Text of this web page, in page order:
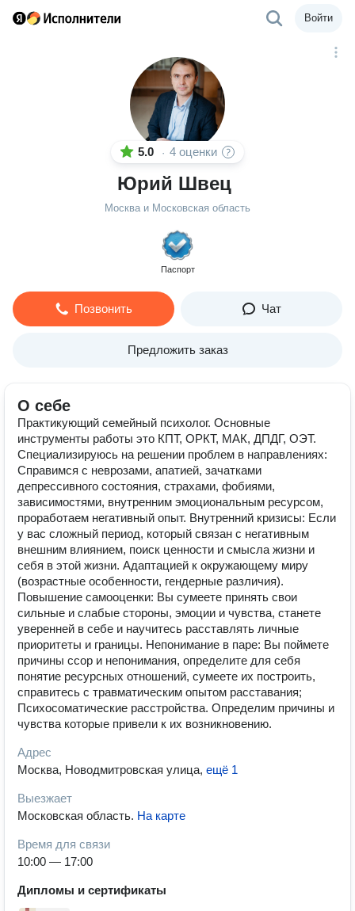
Войти
5.0 · 4 оценки
Юрий Швец
Москва и Московская область
Паспорт
Позвонить Чат
Предложить заказ
О себе
Практикующий семейный психолог. Основные
инструменты работы это КПТ, ОРКТ, МАК, ДПДГ, ОЭТ.
Специализируюсь на решении проблем в направлениях:
Справимся с неврозами, апатией, зачатками
депрессивного состояния, страхами, фобиями,
зависимостями, внутренним эмоциональным ресурсом,
проработаем негативный опыт. Внутренний кризисы: Если
у вас сложный период, который связан с негативным
внешним влиянием, поиск ценности и смысла жизни и
себя в этой жизни. Адаптацией к окружающему миру
(возрастные особенности, гендерные различия).
Повышение самооценки: Вы сумеете принять свои
сильные и слабые стороны, эмоции и чувства, станете
уверенней в себе и научитесь расставлять личные
приоритеты и границы. Непонимание в паре: Вы поймете
причины ссор и непонимания, определите для себя
понятие ресурсных отношений, сумеете их построить,
справитесь с травматическим опытом расставания;
Психосоматические расстройства. Определим причины и
чувства которые привели к их возникновению.
Адрес
Москва, Новодмитровская улица, ещё 1
Выезжает
Московская область. На карте
Время для связи
10:00 — 17:00
Дипломы и сертификаты